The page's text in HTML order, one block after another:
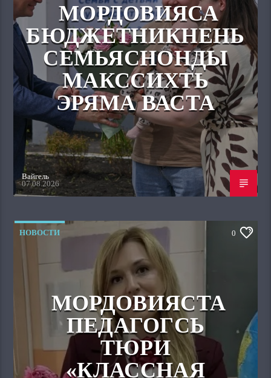
МОРДОВИЯСА
БЮДЖЕТНИКНЕНЬ
СЕМЬЯСНОНДЫ
МАКССИХТЬ
ЭРЯМА ВАСТА
Вайгель
07.08.2026
НОВОСТИ 0
МОРДОВИЯСТА
ПЕДАГОГСЬ
ТЮРИ
«КЛАССНАЯ